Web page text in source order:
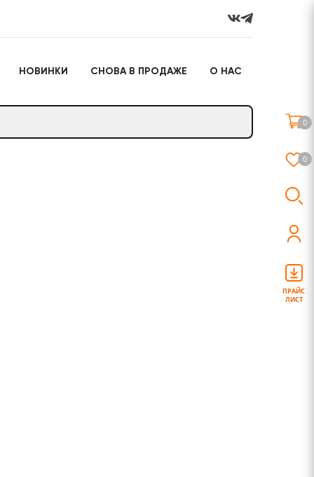
НОВИНКИ СНОВА В ПРОДАЖЕ О НАС
Настольные игры
Подарочные наборы
Слайм
0
0
ПРАЙС
ЛИСТ